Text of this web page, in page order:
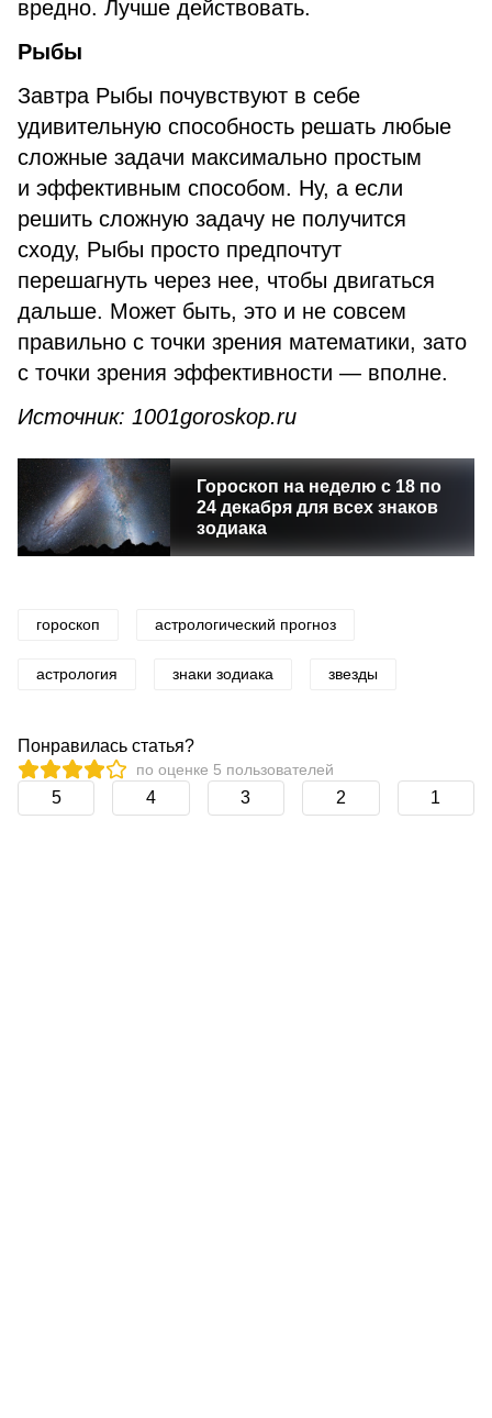
вредно. Лучше действовать.
Рыбы
Завтра Рыбы почувствуют в себе
удивительную способность решать любые
сложные задачи максимально простым
и эффективным способом. Ну, а если
решить сложную задачу не получится
сходу, Рыбы просто предпочтут
перешагнуть через нее, чтобы двигаться
дальше. Может быть, это и не совсем
правильно с точки зрения математики, зато
с точки зрения эффективности — вполне.
Источник: 1001goroskop.ru
Гороскоп на неделю с 18 по
24 декабря для всех знаков
зодиака
гороскоп астрологический прогноз
астрология знаки зодиака звезды
Понравилась статья?
по оценке 5 пользователей
5 4 3 2 1